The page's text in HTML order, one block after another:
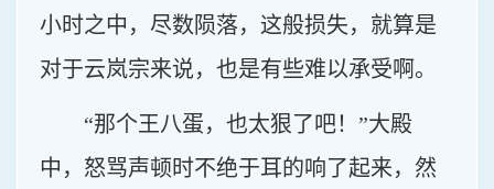
小时之中，尽数陨落，这般损失，就算是
对于云岚宗来说，也是有些难以承受啊。
“那个王八蛋，也太狠了吧！”大殿
中，怒骂声顿时不绝于耳的响了起来，然